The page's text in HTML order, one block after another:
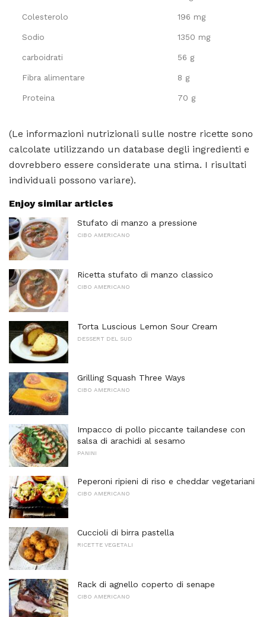
Colesterolo 196 mg
Sodio 1350 mg
carboidrati 56 g
Fibra alimentare 8 g
Proteina 70 g
(Le informazioni nutrizionali sulle nostre ricette sono
calcolate utilizzando un database degli ingredienti e
dovrebbero essere considerate una stima. I risultati
individuali possono variare).
Enjoy similar articles
Stufato di manzo a pressione
CIBO AMERICANO
Ricetta stufato di manzo classico
CIBO AMERICANO
Torta Luscious Lemon Sour Cream
DESSERT DEL SUD
Grilling Squash Three Ways
CIBO AMERICANO
Impacco di pollo piccante tailandese con
salsa di arachidi al sesamo
PANINI
Peperoni ripieni di riso e cheddar vegetariani
CIBO AMERICANO
Cuccioli di birra pastella
RICETTE VEGETALI
Rack di agnello coperto di senape
CIBO AMERICANO